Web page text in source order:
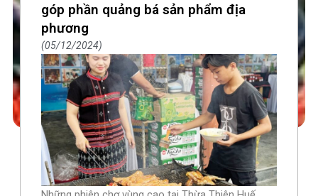
góp phần quảng bá sản phẩm địa
phương
05/12/2024